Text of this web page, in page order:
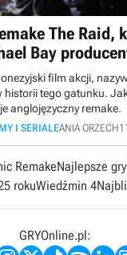
The Raid,
Bay
film akcji,
historii tego gatunku.
anglojęzyczny remake.
I SERIALEANIA ORZECH
RemakeNajlepsze
rokuWiedźmin 4
GRYOnline.pl: